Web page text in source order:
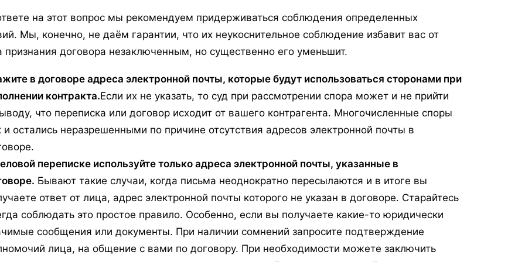
на этот вопрос мы рекомендуем придерживаться соблюдения определенных
Мы, конечно, не даём гарантии, что их неукоснительное соблюдение избавит вас от
признания договора незаключенным, но существенно его уменьшит.
в договоре адреса электронной почты, которые будут использоваться сторонами при
контракта.Если их не указать, то суд при рассмотрении спора может и не прийти
что переписка или договор исходит от вашего контрагента. Многочисленные споры
и остались неразрешенными по причине отсутствия адресов электронной почты в
переписке используйте только адреса электронной почты, указанные в
Бывают такие случаи, когда письма неоднократно пересылаются и в итоге вы
ответ от лица, адрес электронной почты которого не указан в договоре. Старайтесь
соблюдать это простое правило. Особенно, если вы получаете какие-то юридически
сообщения или документы. При наличии сомнений запросите подтверждение
лица, на общение с вами по договору. При необходимости можете заключить